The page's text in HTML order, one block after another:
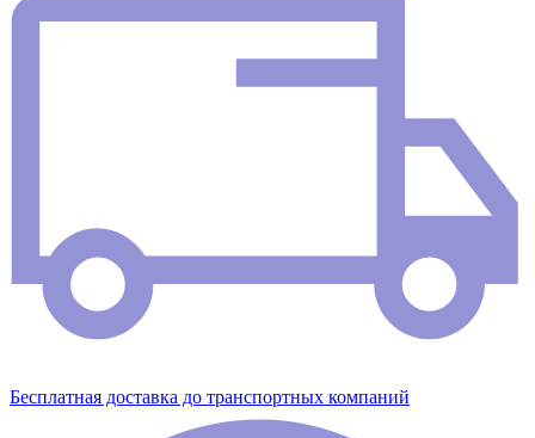
Бесплатная доставка до транспортных компаний